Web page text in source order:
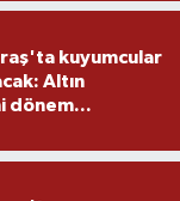
kuyumcular
Altın
dönem...